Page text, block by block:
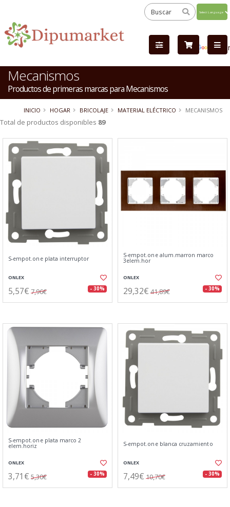
by
Mecanismos
Productos de primeras marcas para Mecanismos
INICIO HOGAR BRICOLAJE MATERIAL ELÉCTRICO MECANISMOS
Total de productos disponibles 89
S-empot.one plata interruptor
ONLEX
5,57€ 7,96€ - 30%
S-empot.one alum.marron marco
3elem.hor
ONLEX
29,32€ 41,89€ - 30%
S-empot.one plata marco 2
elem.horiz
ONLEX
3,71€ 5,30€ - 30%
S-empot.one blanca cruzamiento
ONLEX
7,49€ 10,70€ - 30%